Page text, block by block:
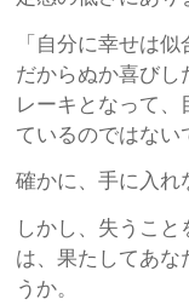
「自分に幸せは
だからぬか喜びし
レーキとなって、
ているのではない
確かに、手に入れ
しかし、失うこ
は、果たしてあな
うか。